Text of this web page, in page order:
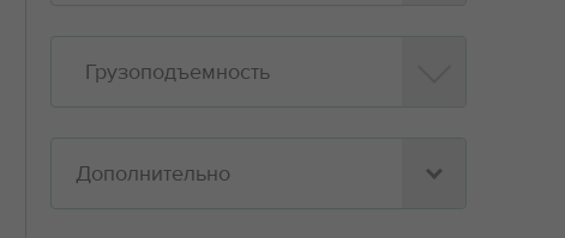
Грузоподъемность
Дополнительно